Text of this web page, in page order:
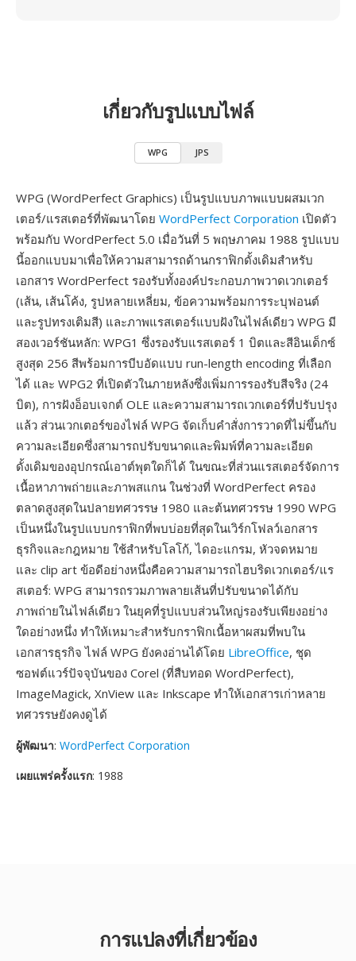
เกี่ยวกับรูปแบบไฟล์
WPG JPS
WPG (WordPerfect Graphics) เป็นรูปแบบภาพแบบผสมเวก
เตอร์/แรสเตอร์ที่พัฒนาโดย WordPerfect Corporation เปิดตัว
พร้อมกับ WordPerfect 5.0 เมื่อวันที่ 5 พฤษภาคม 1988 รูปแบบ
นี้ออกแบบมาเพื่อให้ความสามารถด้านกราฟิกดั้งเดิมสำหรับ
เอกสาร WordPerfect รองรับทั้งองค์ประกอบภาพวาดเวกเตอร์
(เส้น, เส้นโค้ง, รูปหลายเหลี่ยม, ข้อความพร้อมการระบุฟอนต์
และรูปทรงเติมสี) และภาพแรสเตอร์แบบฝังในไฟล์เดียว WPG มี
สองเวอร์ชันหลัก: WPG1 ซึ่งรองรับแรสเตอร์ 1 บิตและสีอินเด็กซ์
สูงสุด 256 สีพร้อมการบีบอัดแบบ run-length encoding ที่เลือก
ได้ และ WPG2 ที่เปิดตัวในภายหลังซึ่งเพิ่มการรองรับสีจริง (24
บิต), การฝังอ็อบเจกต์ OLE และความสามารถเวกเตอร์ที่ปรับปรุง
แล้ว ส่วนเวกเตอร์ของไฟล์ WPG จัดเก็บคำสั่งการวาดที่ไม่ขึ้นกับ
ความละเอียดซึ่งสามารถปรับขนาดและพิมพ์ที่ความละเอียด
ดั้งเดิมของอุปกรณ์เอาต์พุตใดก็ได้ ในขณะที่ส่วนแรสเตอร์จัดการ
เนื้อหาภาพถ่ายและภาพสแกน ในช่วงที่ WordPerfect ครอง
ตลาดสูงสุดในปลายทศวรรษ 1980 และต้นทศวรรษ 1990 WPG
เป็นหนึ่งในรูปแบบกราฟิกที่พบบ่อยที่สุดในเวิร์กโฟลว์เอกสาร
ธุรกิจและกฎหมาย ใช้สำหรับโลโก้, ไดอะแกรม, หัวจดหมาย
และ clip art ข้อดีอย่างหนึ่งคือความสามารถไฮบริดเวกเตอร์/แร
สเตอร์: WPG สามารถรวมภาพลายเส้นที่ปรับขนาดได้กับ
ภาพถ่ายในไฟล์เดียว ในยุคที่รูปแบบส่วนใหญ่รองรับเพียงอย่าง
ใดอย่างหนึ่ง ทำให้เหมาะสำหรับกราฟิกเนื้อหาผสมที่พบใน
เอกสารธุรกิจ ไฟล์ WPG ยังคงอ่านได้โดย LibreOffice, ชุด
ซอฟต์แวร์ปัจจุบันของ Corel (ที่สืบทอด WordPerfect),
ImageMagick, XnView และ Inkscape ทำให้เอกสารเก่าหลาย
ทศวรรษยังคงดูได้
ผู้พัฒนา: WordPerfect Corporation
เผยแพร่ครั้งแรก: 1988
การแปลงที่เกี่ยวข้อง